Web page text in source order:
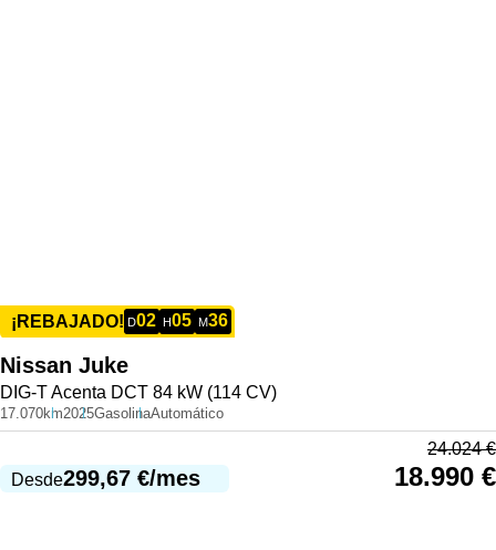
¡REBAJADO! D02 H05 M36
Nissan Juke
DIG-T Acenta DCT 84 kW (114 CV)
17.070km2025GasolinaAutomático
Desde299,67 €/mes
24.024€
18.990 €